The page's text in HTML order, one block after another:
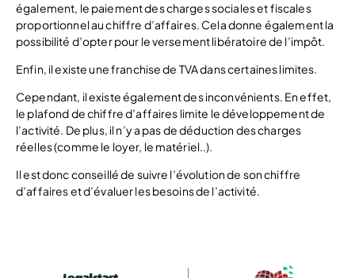
également, le paiement des charges sociales et fiscales
proportionnel au chiffre d’affaires. Cela donne également la
possibilité d’opter pour le versement libératoire de l’impôt.
Enfin, il existe une franchise de TVA dans certaines limites.
Cependant, il existe également des inconvénients. En effet,
le plafond de chiffre d’affaires limite le développement de
l’activité. De plus, il n’y a pas de déduction des charges
réelles (comme le loyer, le matériel..).
Il est donc conseillé de suivre l’évolution de son chiffre
d’affaires et d’évaluer les besoins de l’activité.